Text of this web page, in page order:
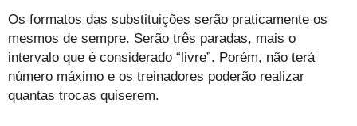
Os formatos das substituições serão praticamente os
mesmos de sempre. Serão três paradas, mais o
intervalo que é considerado “livre”. Porém, não terá
número máximo e os treinadores poderão realizar
quantas trocas quiserem.